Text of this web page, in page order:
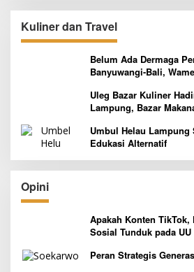
Kuliner dan Travel
Belum Ada Dermaga
Banyuwangi-Bali,
Uleg Bazar Kuliner
Lampung, Bazar
Umbul Helau Lampung
Edukasi Alternatif
Opini
Apakah Konten
Sosial Tunduk pada
Peran Strategis